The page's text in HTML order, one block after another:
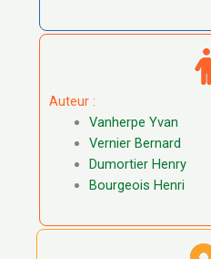
Auteur :
Vanherpe Yvan
Vernier Bernard
Dumortier Henry
Bourgeois Henri